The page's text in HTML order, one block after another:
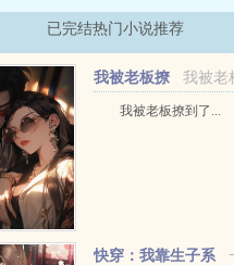
已完结热门小说推荐
我被老
我被老板撩
到了我被老板撩到了...
快穿：我靠生子系